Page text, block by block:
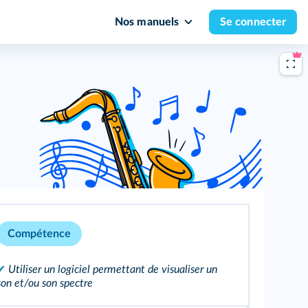
Nos manuels Se connecter
Compétence
Utiliser un logiciel permettant de visualiser un
et/ou son spectre